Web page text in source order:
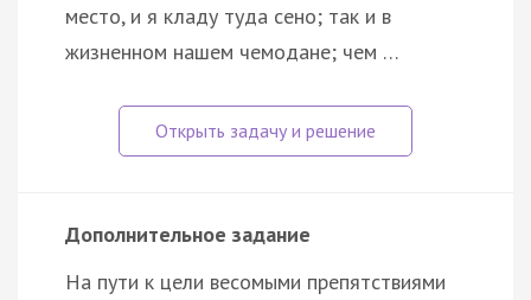
место, и я кладу туда сено; так и в
жизненном нашем чемодане; чем …
Дополнительное задание
На пути к цели весомыми препятствиями